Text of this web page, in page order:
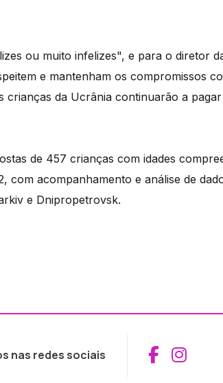
ou muito infelizes", e para o diretor
e mantenham os compromissos
da Ucrânia continuarão a
de 457 crianças com idades
com acompanhamento e análise de
e Dnipropetrovsk.
nas redes sociais